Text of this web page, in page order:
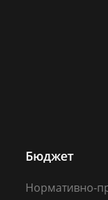
Бюджет
Нормативно-